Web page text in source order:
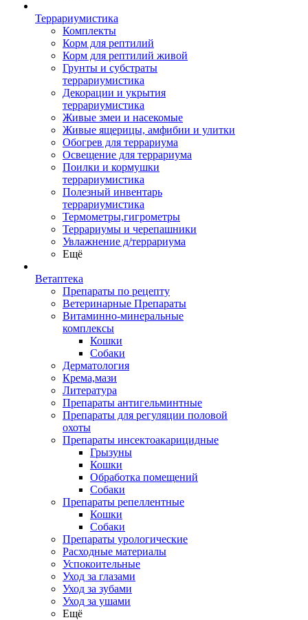
Террариумистика
Комплекты
Корм для рептилий
Корм для рептилий живой
Грунты и субстраты
террариумистика
Декорации и укрытия
террариумистика
Живые змеи и насекомые
Живые ящерицы, амфибии и улитки
Обогрев для террариума
Освещение для террариума
Поилки и кормушки
террариумистика
Полезный инвентарь
террариумистика
Термометры,гигрометры
Террариумы и черепашники
Увлажнение д/террариума
Ещё
Ветаптека
Препараты по рецепту
Ветеринарные Препараты
Витаминно-минеральные
комплексы
Кошки
Собаки
Дерматология
Крема,мази
Литература
Препараты антигельминтные
Препараты для регуляции половой
охоты
Препараты инсектоакарицидные
Грызуны
Кошки
Обработка помещений
Собаки
Препараты репеллентные
Кошки
Собаки
Препараты урологические
Расходные материалы
Успокоительные
Уход за глазами
Уход за зубами
Уход за ушами
Ещё